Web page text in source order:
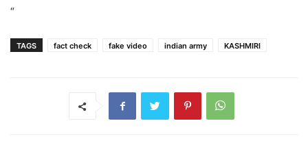
“
TAGS fact check fake video indian army KASHMIRI